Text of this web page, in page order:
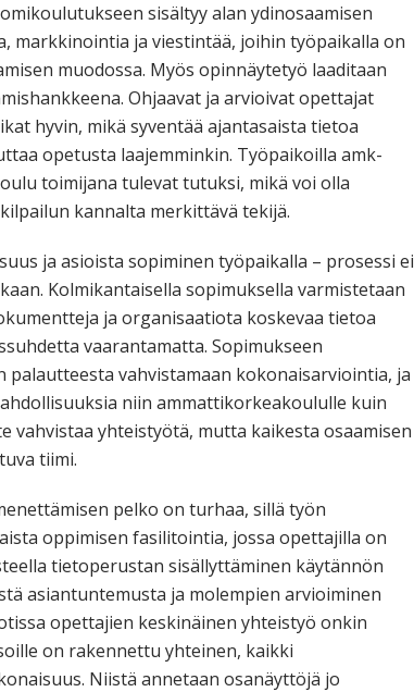
sisältyy alan ydinosaamisen
markkinointia ja viestintää, joihin työpaikalla on
muodossa. Myös opinnäytetyö laaditaan
Ohjaavat ja arvioivat opettajat
hyvin, mikä syventää ajantasaista tietoa
opetusta laajemminkin. Työpaikoilla amk-
toimijana tulevat tutuksi, mikä voi olla
kannalta merkittävä tekijä.
ja asioista sopiminen työpaikalla – prosessi ei
Kolmikantaisella sopimuksella varmistetaan
ja organisaatiota koskevaa tietoa
vaarantamatta. Sopimukseen
vahvistamaan kokonaisarviointia, ja
niin ammattikorkeakoululle kuin
vahvistaa yhteistyötä, mutta kaikesta osaamisen
tiimi.
pelko on turhaa, sillä työn
oppimisen fasilitointia, jossa opettajilla on
tietoperustan sisällyttäminen käytännön
asiantuntemusta ja molempien arvioiminen
opettajien keskinäinen yhteistyö onkin
on rakennettu yhteinen, kaikki
Niistä annetaan osanäyttöjä jo